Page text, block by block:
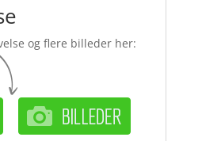
og flere billeder her: